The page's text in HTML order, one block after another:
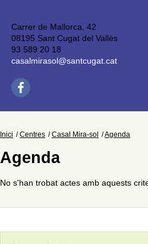
Carrer de Mallorca, 42
08195 Sant Cugat del Vallès
93 589 20 18
casalmirasol@santcugat.cat
Inici Centres Casal Mira-sol Agenda
Agenda
No s'han trobat actes amb aquests